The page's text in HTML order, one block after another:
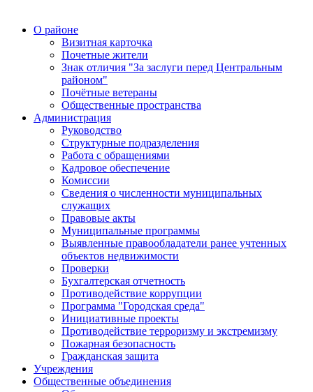
О районе
Визитная карточка
Почетные жители
Знак отличия "За заслуги перед Центральным
районом"
Почётные ветераны
Общественные пространства
Администрация
Руководство
Структурные подразделения
Работа с обращениями
Кадровое обеспечение
Комиссии
Сведения о численности муниципальных
служащих
Правовые акты
Муниципальные программы
Выявленные правообладатели ранее учтенных
объектов недвижимости
Проверки
Бухгалтерская отчетность
Противодействие коррупции
Программа "Городская среда"
Инициативные проекты
Противодействие терроризму и экстремизму
Пожарная безопасность
Гражданская защита
Учреждения
Общественные объединения